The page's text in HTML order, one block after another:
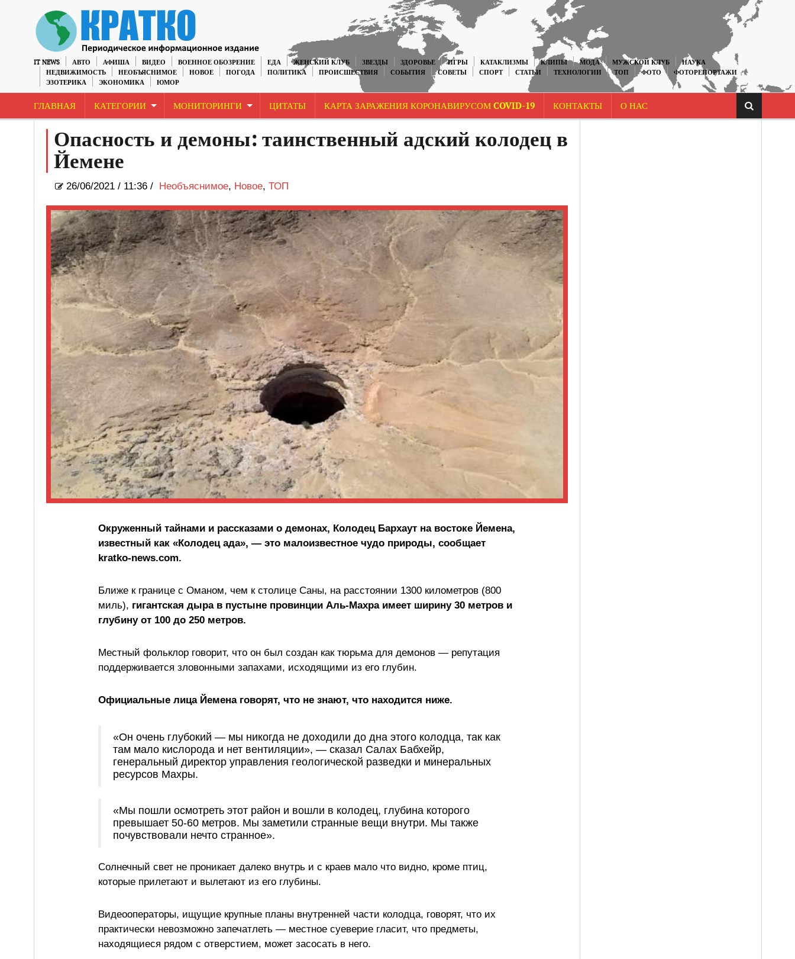
IT NEWS АВТО АФИША ВИДЕО ВОЕННОЕ ОБОЗРЕНИЕ ЕДА ЖЕНСКИЙ КЛУБ ЗВЕЗДЫ ЗДОРОВЬЕ ИГРЫ КАТАКЛИЗМЫ КЛИПЫ МОДА МУЖСКОЙ КЛУБ
НАУКА
НЕДВИЖИМОСТЬ
НЕОБЪЯСНИМОЕ НОВОЕ ПОГОДА ПОЛИТИКА ПРОИСШЕСТВИЯ СОБЫТИЯ СОВЕТЫ СПОРТ СТАТЬИ ТЕХНОЛОГИИ ТОП ФОТО
ФОТОРЕПОРТАЖИ
ЭЗОТЕРИКА
ЭКОНОМИКА ЮМОР
ГЛАВНАЯ КАТЕГОРИИ МОНИТОРИНГИ ЦИТАТЫ КАРТА ЗАРАЖЕНИЯ КОРОНАВИРУСОМ COVID-19 КОНТАКТЫ О НАС
Опасность и демоны: таинственный адский колодец в
Йемене
26/06/2021/ 11:36 / Необъяснимое, Новое, ТОП
Окруженный тайнами и рассказами о демонах, Колодец Бархаут на востоке Йемена,
известный как «Колодец ада», — это малоизвестное чудо природы, сообщает
kratko-news.com.
Ближе к границе с Оманом, чем к столице Саны, на расстоянии 1300 километров (800
миль), гигантская дыра в пустыне провинции Аль-Махра имеет ширину 30 метров и
глубину от 100 до 250 метров.
Местный фольклор говорит, что он был создан как тюрьма для демонов — репутация
поддерживается зловонными запахами, исходящими из его глубин.
Официальные лица Йемена говорят, что не знают, что находится ниже.
«Он очень глубокий — мы никогда не доходили до дна этого колодца, так как
там мало кислорода и нет вентиляции», — сказал Салах Бабхейр,
генеральный директор управления геологической разведки и минеральных
ресурсов Махры.
«Мы пошли осмотреть этот район и вошли в колодец, глубина которого
превышает 50-60 метров. Мы заметили странные вещи внутри. Мы также
почувствовали нечто странное».
Солнечный свет не проникает далеко внутрь и с краев мало что видно, кроме птиц,
которые прилетают и вылетают из его глубины.
Видеооператоры, ищущие крупные планы внутренней части колодца, говорят, что их
практически невозможно запечатлеть — местное суеверие гласит, что предметы,
находящиеся рядом с отверстием, может засосать в него.